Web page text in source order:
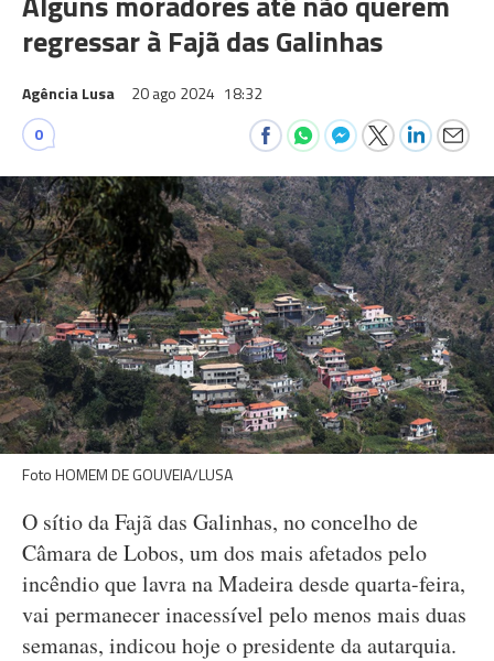
regressar à Fajã das Galinhas
Agência Lusa 20 ago 2024 18:32
0
Foto HOMEM DE GOUVEIA/LUSA
O sítio da Fajã das Galinhas, no concelho de
Câmara de Lobos, um dos mais afetados pelo
incêndio que lavra na Madeira desde quarta-feira,
vai permanecer inacessível pelo menos mais duas
semanas, indicou hoje o presidente da autarquia.